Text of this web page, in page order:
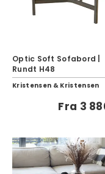
Optic Soft Sofabord |
Rundt H48
Kristensen & Kristensen
Fra 3